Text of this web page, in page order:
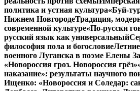
политика и устная культура«Буй-
Нижнем НовгородеТрадиция,
современной культуре«По-русски
русский язык как универсальный
философия пола и богословие
военного Луганска в поэме Елены
«Новороссия гроз. Новороссия грёз»
наказание»: результаты научного
Ищенко: «Новороссия и Соледар: